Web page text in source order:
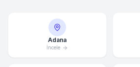
Adana
İncele